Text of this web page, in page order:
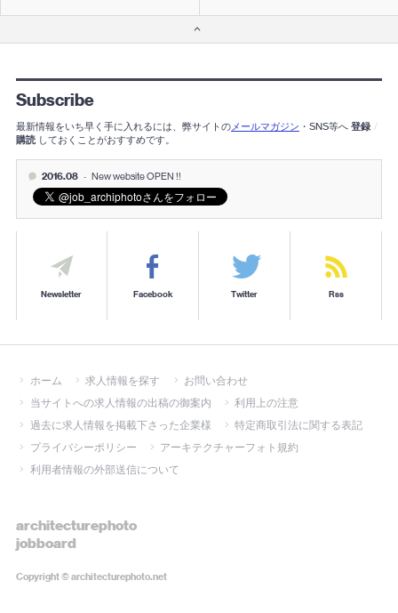
Subscribe
最新情報をいち早く手に入れるには、弊サイトのメールマガジン ・SNS等へ 登録 /
購読 しておくことがおすすめです。
2016.08 - New website OPEN !!
Newsletter Facebook Twitter Rss
ホーム 求人情報を探す
お問い合わせ
当サイトへの求人情報の出稿の御案内
利用上の注意
過去に求人情報を掲載下さった企業様
特定商取引法に関する表記
プライバシーポリシー
アーキテクチャーフォト規約
利用者情報の外部送信について
architecturephoto
jobboard
Copyright ©architecturephoto.net